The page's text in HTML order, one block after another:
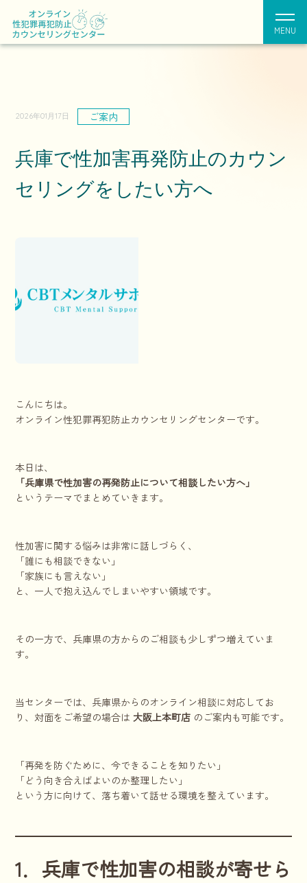
MENU
2026年01月17日 ご案内
兵庫で性加害再発防止のカウン
セリングをしたい方へ
こんにちは。
オンライン性犯罪再犯防止カウンセリングセンターです。
本日は、
「兵庫県で性加害の再発防止について相談したい方へ」
というテーマでまとめていきます。
性加害に関する悩みは非常に話しづらく、
「誰にも相談できない」
「家族にも言えない」
と、一人で抱え込んでしまいやすい領域です。
その一方で、兵庫県の方からのご相談も少しずつ増えていま
す。
当センターでは、兵庫県からのオンライン相談に対応してお
り、対面をご希望の場合は 大阪上本町店 のご案内も可能です。
「再発を防ぐために、今できることを知りたい」
「どう向き合えばよいのか整理したい」
という方に向けて、落ち着いて話せる環境を整えています。
1．兵庫で性加害の相談が寄せら